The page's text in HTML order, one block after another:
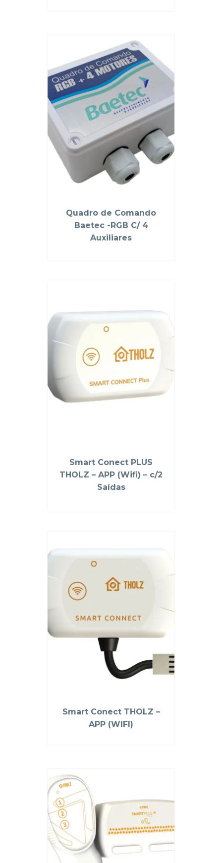
Quadro de Comando
Baetec -RGB C/ 4
Auxiliares
Smart Conect PLUS
THOLZ – APP (Wifi) – c/2
Saídas
Smart Conect THOLZ –
APP (WIFI)